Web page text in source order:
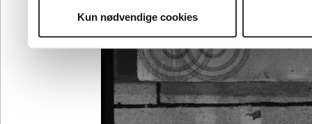
Kun nødvendige cookies